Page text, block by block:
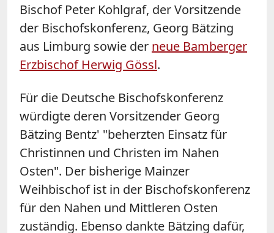
Bischof Peter Kohlgraf, der Vorsitzende
der Bischofskonferenz, Georg Bätzing
aus Limburg sowie der neue Bamberger
Erzbischof Herwig Gössl.
Für die Deutsche Bischofskonferenz
würdigte deren Vorsitzender Georg
Bätzing Bentz' "beherzten Einsatz für
Christinnen und Christen im Nahen
Osten". Der bisherige Mainzer
Weihbischof ist in der Bischofskonferenz
für den Nahen und Mittleren Osten
zuständig. Ebenso dankte Bätzing dafür,